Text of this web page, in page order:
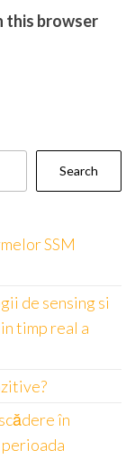
this browser
Search
SSM
de sensing si
timp real a
în